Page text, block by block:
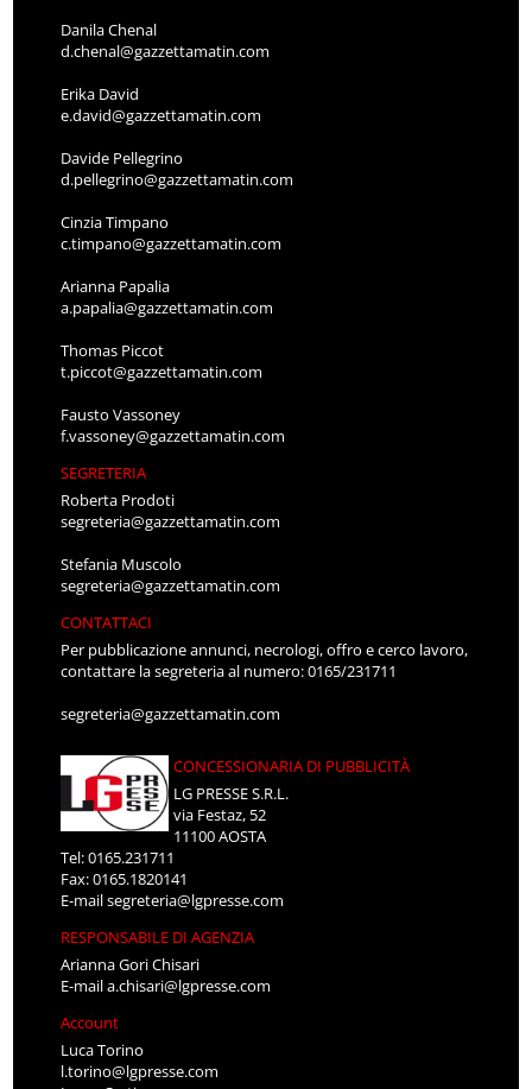
Danila Chenal
d.chenal@gazzettamatin.com
Erika David
e.david@gazzettamatin.com
Davide Pellegrino
d.pellegrino@gazzettamatin.com
Cinzia Timpano
c.timpano@gazzettamatin.com
Arianna Papalia
a.papalia@gazzettamatin.com
Thomas Piccot
t.piccot@gazzettamatin.com
Fausto Vassoney
f.vassoney@gazzettamatin.com
SEGRETERIA
Roberta Prodoti
segreteria@gazzettamatin.com
Stefania Muscolo
segreteria@gazzettamatin.com
CONTATTACI
Per pubblicazione annunci, necrologi, offro e cerco lavoro,
contattare la segreteria al numero: 0165/231711
segreteria@gazzettamatin.com
CONCESSIONARIA DI PUBBLICITÀ
LG PRESSE S.R.L.
via Festaz, 52
11100 AOSTA
Tel: 0165.231711
Fax: 0165.1820141
E-mailsegreteria@lgpresse.com
RESPONSABILE DI AGENZIA
Arianna Gori Chisari
E-maila.chisari@lgpresse.com
Account
Luca Torino
l.torino@lgpresse.com